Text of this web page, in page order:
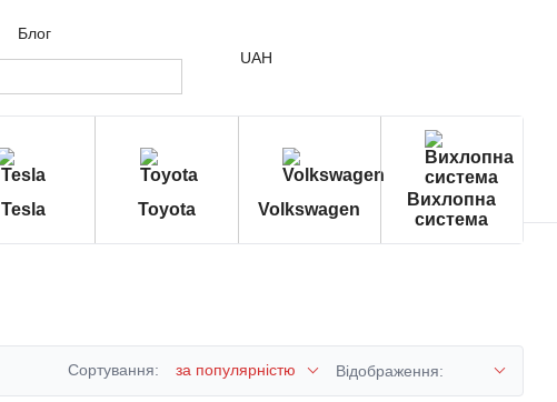
Блог
UAH
Tesla Toyota Volkswagen
Вихлопна
система
Сортування: за популярністю Відображення: